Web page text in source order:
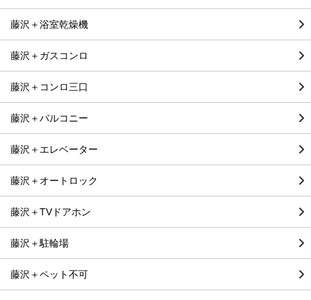
藤沢＋浴室乾燥機
藤沢＋ガスコンロ
藤沢＋コンロ三口
藤沢＋バルコニー
藤沢＋エレベーター
藤沢＋オートロック
藤沢＋TVドアホン
藤沢＋駐輪場
藤沢＋ペット不可